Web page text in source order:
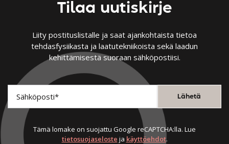
Tilaa uutiskirje
Liity postituslistalle ja saat ajankohtaista tietoa
tehdasfysiikasta ja laatutekniikoista sekä laadun
kehittämisestä suoraan sähköpostiisi.
Tämä lomake on suojattu Google reCAPTCHA:lla. Lue
tietosuojaseloste ja käyttöehdot.